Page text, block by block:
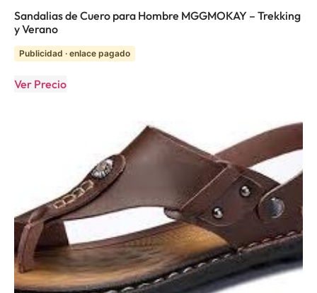
Sandalias de Cuero para Hombre MGGMOKAY – Trekking
y Verano
Publicidad · enlace pagado
Ver Precio